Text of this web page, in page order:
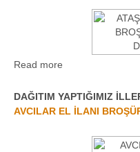
Read more
DAĞITIM YAPTIĞIMIZ
AVCILAR EL İLANI